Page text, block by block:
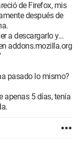
de Firefox, mis
después de
a descargarlo y...
addons.mozilla.org
pasado lo mismo?
apenas 5 días, tenía